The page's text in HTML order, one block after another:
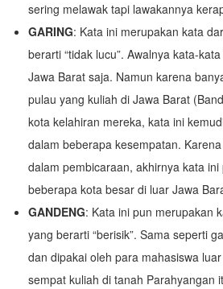
sering melawak tapi lawakannya
GARING: Kata ini merupakan kata
berarti “tidak lucu”. Awalnya kata-
Jawa Barat saja. Namun karena
pulau yang kuliah di Jawa Barat
kota kelahiran mereka, kata ini
dalam beberapa kesempatan.
dalam pembicaraan, akhirnya kata
beberapa kota besar di luar Jawa
GANDENG: Kata ini pun merupakan
yang berarti “berisik”. Sama seperti
dan dipakai oleh para mahasiswa
sempat kuliah di tanah Parahyangan